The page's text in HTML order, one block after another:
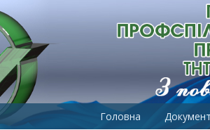
Головна